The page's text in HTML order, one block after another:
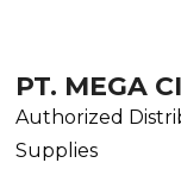
PT. MEGA
Authorized
Supplies